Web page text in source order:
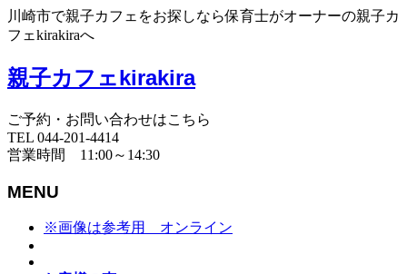
川崎市で親子カフェをお探しなら保育士がオーナーの親子カ
フェkirakiraへ
親子カフェkirakira
ご予約・お問い合わせはこちら
TEL 044-201-4414
営業時間 11:00～14:30
MENU
※画像は参考用 オンライン